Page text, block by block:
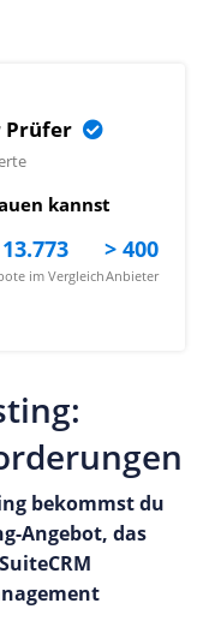
Prüfer
kannst
13.773
im Vergleich
> 400
Anbieter
bekommst du
Angebot, das